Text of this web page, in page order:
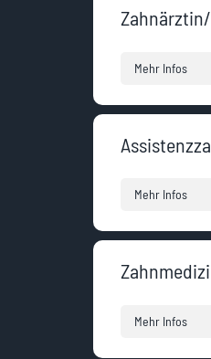
Mehr Infos
Mehr Infos
Mehr Infos